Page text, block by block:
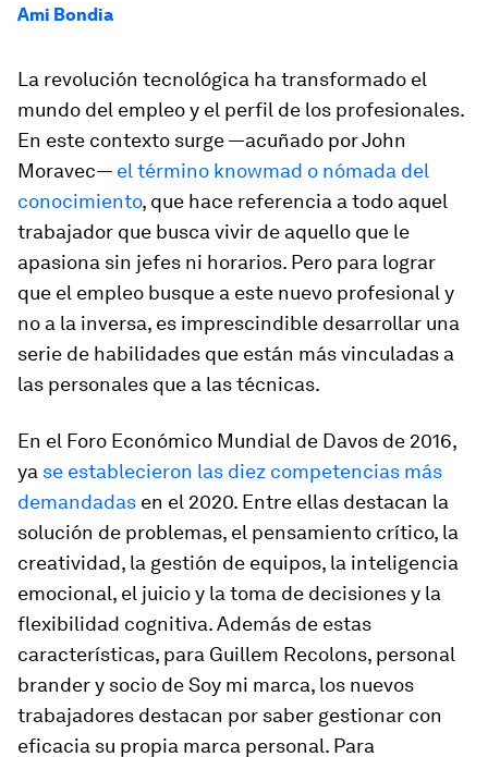
Ami Bondia
La revolución tecnológica ha transformado el
mundo del empleo y el perfil de los profesionales.
En este contexto surge —acuñado por John
Moravec— el término knowmad o nómada del
conocimiento, que hace referencia a todo aquel
trabajador que busca vivir de aquello que le
apasiona sin jefes ni horarios. Pero para lograr
que el empleo busque a este nuevo profesional y
no a la inversa, es imprescindible desarrollar una
serie de habilidades que están más vinculadas a
las personales que a las técnicas.
En el Foro Económico Mundial de Davos de 2016,
ya se establecieron las diez competencias más
demandadas en el 2020. Entre ellas destacan la
solución de problemas, el pensamiento crítico, la
creatividad, la gestión de equipos, la inteligencia
emocional, el juicio y la toma de decisiones y la
flexibilidad cognitiva. Además de estas
características, para Guillem Recolons, personal
brandery socio de Soy mi marca, los nuevos
trabajadores destacan por saber gestionar con
eficacia su propia marca personal. Para